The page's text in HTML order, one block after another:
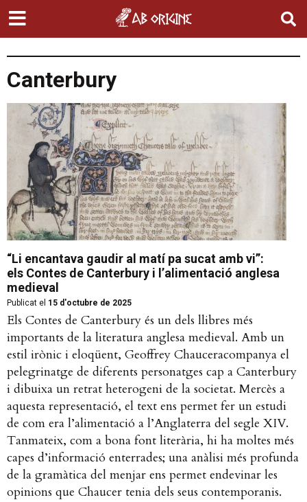
Canterbury
“Li encantava gaudir al matí pa sucat amb vi”:
els Contes de Canterbury i l’alimentació anglesa
medieval
Publicat el 15 d'octubre de 2025
Els Contes de Canterbury és un dels llibres més
importants de la literatura anglesa medieval. Amb un
estil irònic i eloqüent, Geoffrey Chauceracompanya el
pelegrinatge de diferents personatges cap a Canterbury
i dibuixa un retrat heterogeni de la societat. Mercès a
aquesta representació, el text ens permet fer un estudi
de com era l’alimentació a l’Anglaterra del segle XIV.
Tanmateix, com a bona font literària, hi ha moltes més
capes d’informació enterrades; una anàlisi més profunda
de la gramàtica del menjar ens permet endevinar les
opinions que Chaucer tenia dels seus contemporanis.